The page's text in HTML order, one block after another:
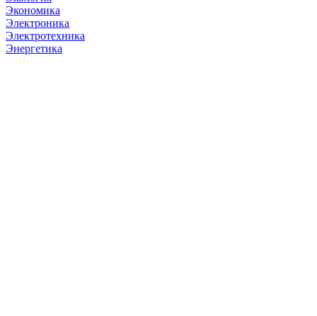
Экономика
Электроника
Электротехника
Энергетика